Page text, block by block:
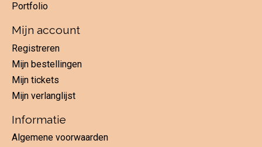
Portfolio
Mijn account
Registreren
Mijn bestellingen
Mijn tickets
Mijn verlanglijst
Informatie
Algemene voorwaarden